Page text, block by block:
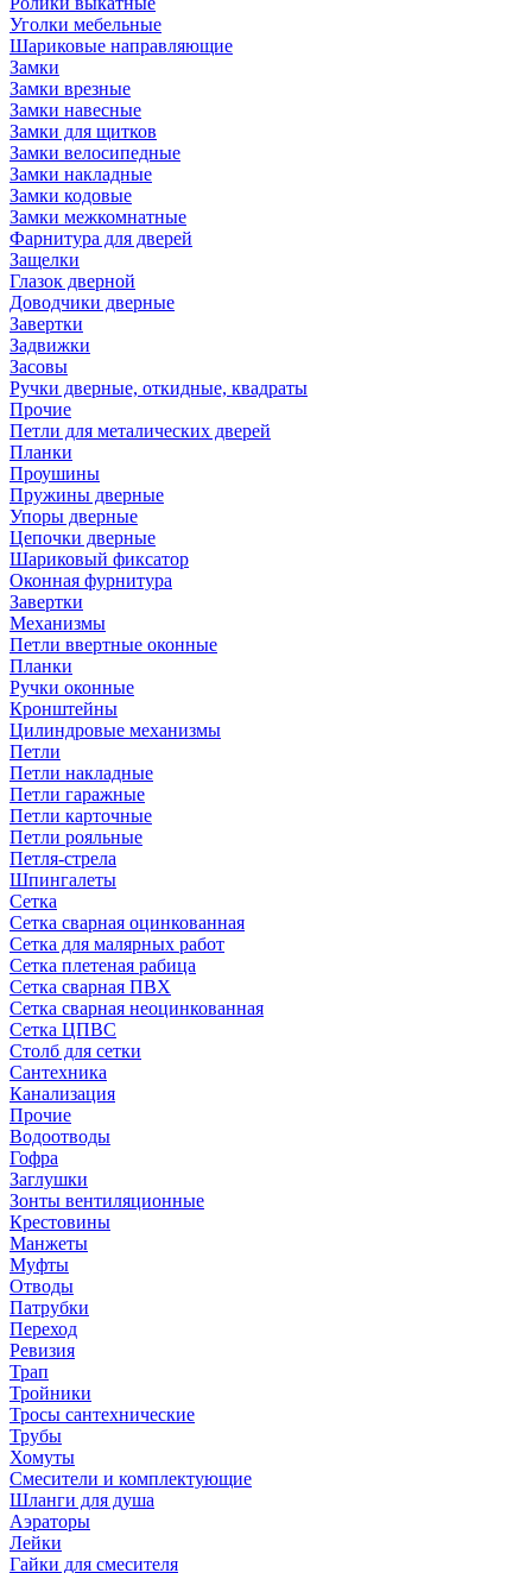
Уголки мебельные
Шариковые направляющие
Замки
Замки врезные
Замки навесные
Замки для щитков
Замки велосипедные
Замки накладные
Замки кодовые
Замки межкомнатные
Фарнитура для дверей
Защелки
Глазок дверной
Доводчики дверные
Завертки
Задвижки
Засовы
Ручки дверные, откидные, квадраты
Прочие
Петли для металических дверей
Планки
Проушины
Пружины дверные
Упоры дверные
Цепочки дверные
Шариковый фиксатор
Оконная фурнитура
Завертки
Механизмы
Петли ввертные оконные
Планки
Ручки оконные
Кронштейны
Цилиндровые механизмы
Петли
Петли накладные
Петли гаражные
Петли карточные
Петли рояльные
Петля-стрела
Шпингалеты
Сетка
Сетка сварная оцинкованная
Сетка для малярных работ
Сетка плетеная рабица
Сетка сварная ПВХ
Сетка сварная неоцинкованная
Сетка ЦПВС
Столб для сетки
Сантехника
Канализация
Прочие
Водоотводы
Гофра
Заглушки
Зонты вентиляционные
Крестовины
Манжеты
Муфты
Отводы
Патрубки
Переход
Ревизия
Трап
Тройники
Тросы сантехнические
Трубы
Хомуты
Смесители и комплектующие
Шланги для душа
Аэраторы
Лейки
Гайки для смесителя